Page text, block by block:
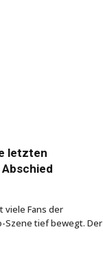
letzten
viele Fans der
Szene tief bewegt. Der